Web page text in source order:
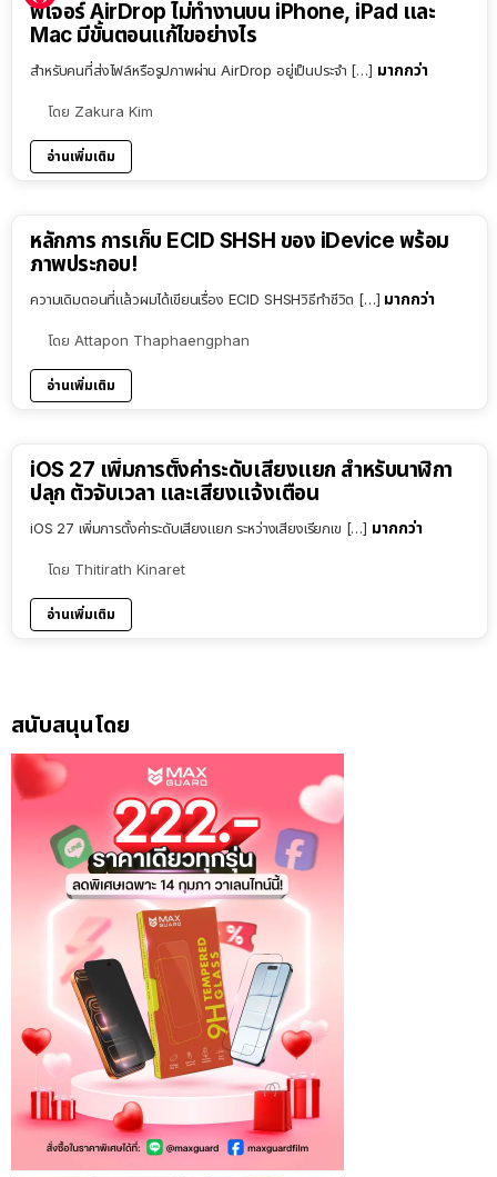
ฟีเจอร์ AirDrop ไม่ทำงานบน iPhone, iPad และ
Mac มีขั้นตอนแก้ไขอย่างไร
สำหรับคนที่ส่งไฟล์หรือรูปภาพผ่าน AirDrop อยู่เป็นประจำ […] มากกว่า
โดย Zakura Kim
อ่านเพิ่มเติม
หลักการ การเก็บ ECID SHSH ของ iDevice พร้อม
ภาพประกอบ!
ความเดิมตอนที่แล้วผมได้เขียนเรื่อง ECID SHSHวิธีทำชีวิต […] มากกว่า
โดย Attapon Thaphaengphan
อ่านเพิ่มเติม
iOS 27 เพิ่มการตั้งค่าระดับเสียงแยก สำหรับนาฬิกา
ปลุก ตัวจับเวลา และเสียงแจ้งเตือน
iOS 27 เพิ่มการตั้งค่าระดับเสียงแยก ระหว่างเสียงเรียกเข […] มากกว่า
โดย Thitirath Kinaret
อ่านเพิ่มเติม
สนับสนุนโดย